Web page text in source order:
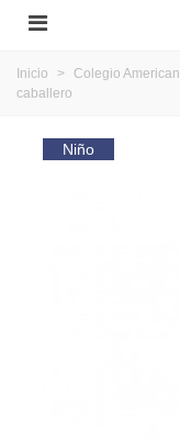
Inicio > Colegio
caballero
Niño